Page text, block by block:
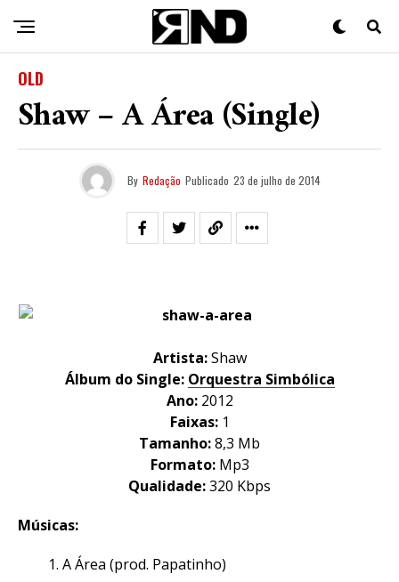
OLD
Shaw – A Área (Single)
By Redação Publicado 23 de julho de 2014
Artista:Shaw
Álbum do Single: Orquestra Simbólica
Ano:2012
Faixas:1
Tamanho:8,3 Mb
Formato:Mp3
Qualidade:320 Kbps
Músicas:
A Área (prod. Papatinho)